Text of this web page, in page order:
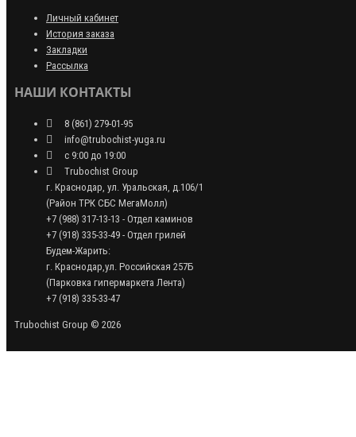
Личный кабинет
История заказа
Закладки
Рассылка
НАШИ КОНТАКТЫ
8 (861) 279-01-95
info@trubochist-yuga.ru
с 9:00 до 19:00
Trubochist Group
г. Краснодар, ул. Уральская, д.106/1
(Район ТРК СБС МегаМолл)
+7 (988) 317-13-13 - Отдел каминов
+7 (918) 335-33-49 - Отдел грилей
Будем-Жарить:
г. Краснодар,ул. Российская 257Б
(Парковка гипермаркета Лента)
+7 (918) 335-33-47
Trubochist Group © 2026